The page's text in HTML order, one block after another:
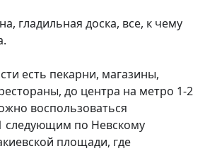
гладильная доска, все, к чему
еcть пeкарни, магазины,
до центра на метро 1-2
воспользоваться
следующим по Невскому
площади, где